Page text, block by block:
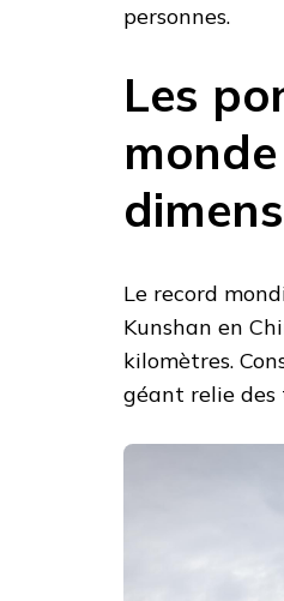
personnes.
Les
Le record
Kunshan en
kilomètres.
géant relie des